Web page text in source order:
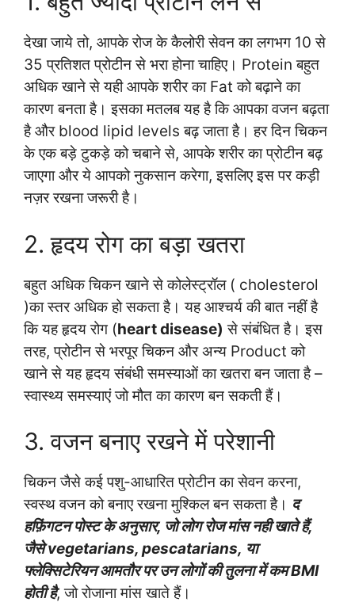
देखा जाये तो, आपके रोज के कैलोरी सेवन का लगभग 10 से
35 प्रतिशत प्रोटीन से भरा होना चाहिए। Protein बहुत
अधिक खाने से यही आपके शरीर का Fat को बढ़ाने का
कारण बनता है। इसका मतलब यह है कि आपका वजन बढ़ता
है और blood lipid levels बढ़ जाता है। हर दिन चिकन
के एक बड़े टुकड़े को चबाने से, आपके शरीर का प्रोटीन बढ़
जाएगा और ये आपको नुकसान करेगा, इसलिए इस पर कड़ी
नज़र रखना जरूरी है।
2. हृदय रोग का बड़ा खतरा
बहुत अधिक चिकन खाने से कोलेस्ट्रॉल ( cholesterol
)का स्तर अधिक हो सकता है। यह आश्चर्य की बात नहीं है
कि यह हृदय रोग (heart disease) से संबंधित है। इस
तरह, प्रोटीन से भरपूर चिकन और अन्य Product को
खाने से यह हृदय संबंधी समस्याओं का खतरा बन जाता है –
स्वास्थ्य समस्याएं जो मौत का कारण बन सकती हैं।
3. वजन बनाए रखने में परेशानी
चिकन जैसे कई पशु-आधारित प्रोटीन का सेवन करना,
स्वस्थ वजन को बनाए रखना मुश्किल बन सकता है। द
हफ़िंगटन पोस्ट के अनुसार, जो लोग रोज मांस नही खाते हैं,
जैसेvegetarians, pescatarians, या
फ्लेक्सिटेरियन आमतौर पर उन लोगों की तुलना में कम BMI
होती है, जो रोजाना मांस खाते हैं।